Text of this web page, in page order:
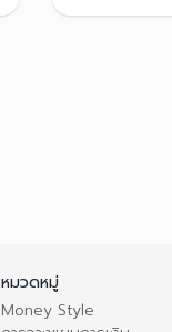
หมวดหมู่
Money Style